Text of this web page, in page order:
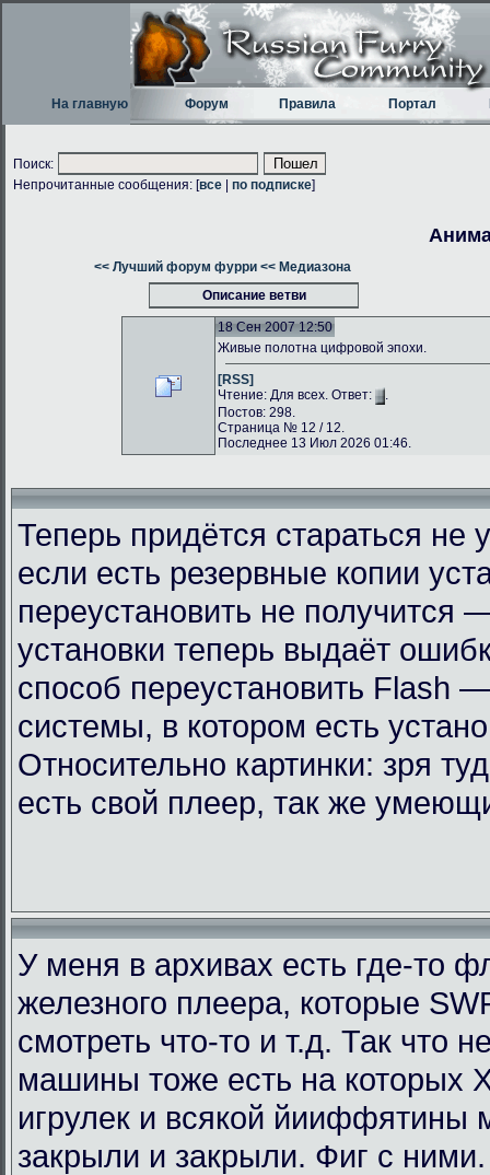
На главную Форум Правила Портал
Поиск:
Непрочитанные сообщения: [все по подписке]
<< Лучший форум фурри << Медиазона
Описание ветви
18 Сен 2007 12:50
Живые полотна цифровой эпохи.
[RSS]
Чтение: Для всех. Ответ:
.
Постов: 298.
Страница № 12 / 12.
Последнее 13 Июл 2026 01:46.
Теперь придётся стараться
если есть резервные копии
переустановить не получится
установки теперь выдаёт
способ переустановить Flash
системы, в котором есть
Относительно картинки: зря
есть свой плеер, так же
У меня в архивах есть где-то
железного плеера, которые
смотреть что-то и т.д. Так что
машины тоже есть на которых
игрулек и всякой
закрыли и закрыли. Фиг с ними.